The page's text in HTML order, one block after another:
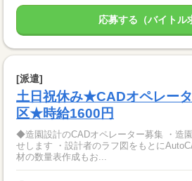
応募する（バイトル
[派遣]
土日祝休み★CADオペレー
区★時給1600円
◆造園設計のCADオペレーター募集 ・造
せします ・設計者のラフ図をもとに
材の数量表作成もお...